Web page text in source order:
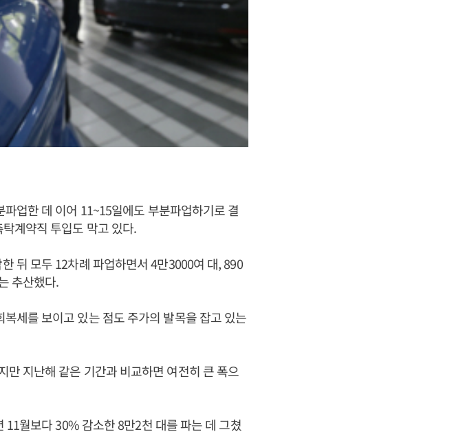
업한 데 이어 11~15일에도 부분파업하기로 결
계약직 투입도 막고 있다.
뒤 모두 12차례 파업하면서 4만3000여 대, 890
추산했다.
세를 보이고 있는 점도 주가의 발목을 잡고 있는
만 지난해 같은 기간과 비교하면 여전히 큰 폭으
월보다 30% 감소한 8만2천 대를 파는 데 그쳤